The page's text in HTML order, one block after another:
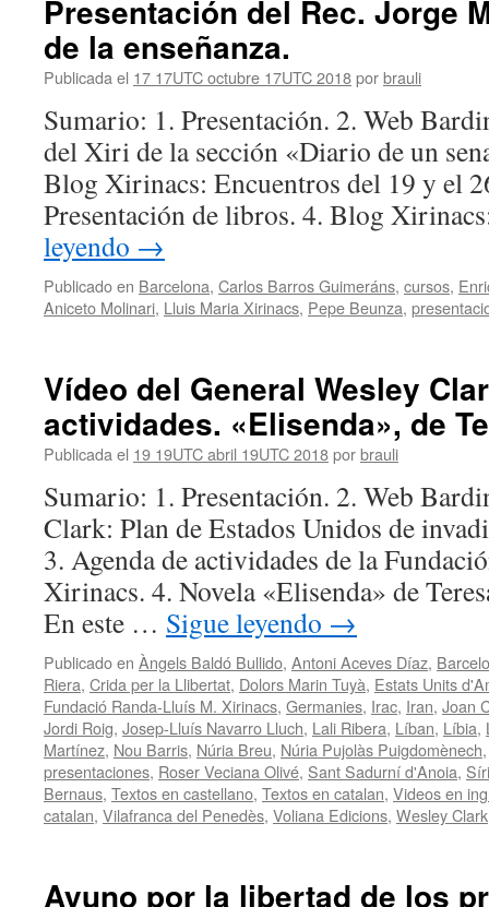
Presentación del Rec. Jorge
de la enseñanza.
Publicada el 17 17UTC octubre 17UTC 2018porbrauli
Sumario: 1. Presentación. 2. Web
del Xiri de la sección «Diario de un
Blog Xirinacs: Encuentros del 19 y el
Presentación de libros. 4. Blog
leyendo →
Publicado en Barcelona, Carlos Barros Guimeráns, cursos,
Aniceto Molinari, Lluis Maria Xirinacs, Pepe Beunza,
Vídeo del General Wesley
actividades. «Elisenda», de
Publicada el 19 19UTC abril 19UTC 2018porbrauli
Sumario: 1. Presentación. 2. Web
Clark: Plan de Estados Unidos de
3. Agenda de actividades de la
Xirinacs. 4. Novela «Elisenda» de
En este … Sigue leyendo →
Publicado en Àngels Baldó Bullido, Antoni Aceves Díaz,
Riera, Crida per la Llibertat, Dolors Marin Tuyà, Estats Units
Fundació Randa-Lluís M. Xirinacs, Germanies, Irac, Iran, Joan
Jordi Roig, Josep-Lluís Navarro Lluch, Lali Ribera, Líban, Líbia,
Martínez, Nou Barris, Núria Breu, Núria Pujolàs Puigdomènech
presentaciones, Roser Veciana Olivé, Sant Sadurní d'Anoia,
Bernaus, Textos en castellano, Textos en catalan, Videos en
catalan, Vilafranca del Penedès, Voliana Edicions, Wesley Clark
Ayuno por la libertad de los